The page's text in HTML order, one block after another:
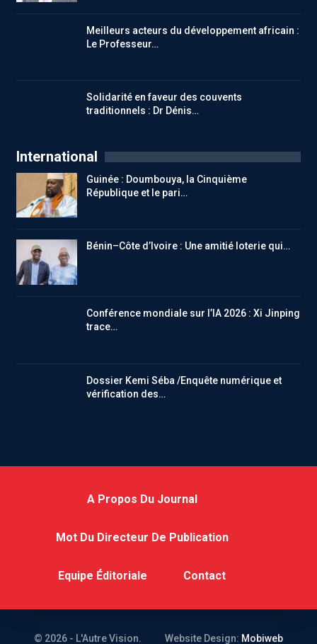
Meilleurs acteurs du développement africain :
Le Professeur…
Solidarité en faveur des couvents
traditionnels : Dr Dénis…
International
Guinée : Doumbouya, la Cinquième
République et le pari…
Bénin–Côte d’Ivoire : Une amitié loterie qui…
Conférence mondiale sur l’IA 2026 : Xi Jinping
trace…
Dossier Kemi Séba /Enquête numérique et
vérification des…
A Propos Du Journal
Mot Du Directeur De Publication
Equipe Éditoriale Contact
© 2026 - L'Autre Vision. Website Design: Mobiweb